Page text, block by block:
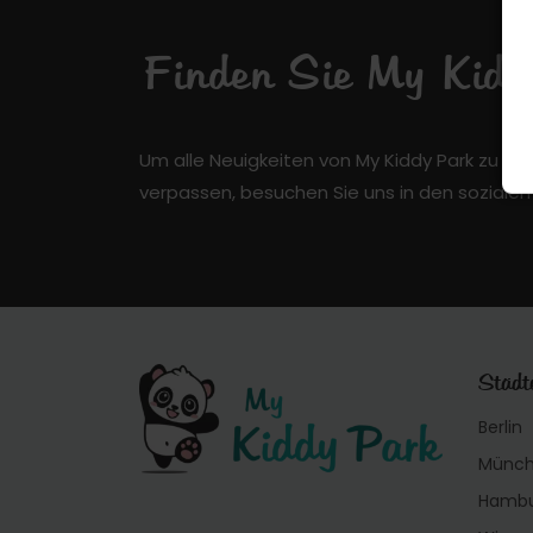
Finden Sie My
Um alle Neuigkeiten von My Kiddy Park zu
verpassen, besuchen Sie uns in den
Berlin